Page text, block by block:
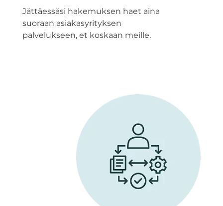
Jättäessäsi hakemuksen haet aina
suoraan asiakasyrityksen
palvelukseen, et koskaan meille.